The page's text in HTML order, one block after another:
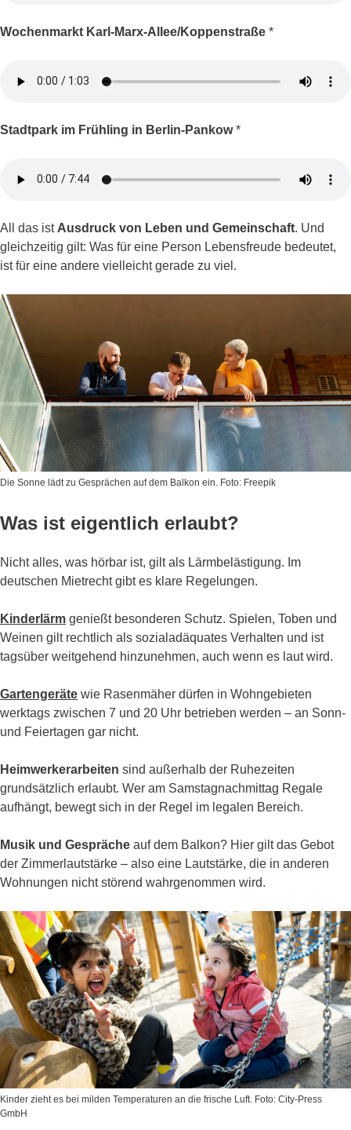
Wochenmarkt Karl-Marx-Allee/Koppenstraße *
Stadtpark im Frühling in Berlin-Pankow*
All das ist Ausdruck von Leben und Gemeinschaft. Und
gleichzeitig gilt: Was für eine Person Lebensfreude bedeutet,
ist für eine andere vielleicht gerade zu viel.
Die Sonne lädt zu Gesprächen auf dem Balkon ein. Foto: Freepik
Was ist eigentlich erlaubt?
Nicht alles, was hörbar ist, gilt als Lärmbelästigung. Im
deutschen Mietrecht gibt es klare Regelungen.
Kinderlärm genießt besonderen Schutz. Spielen, Toben und
Weinen gilt rechtlich als sozialadäquates Verhalten und ist
tagsüber weitgehend hinzunehmen, auch wenn es laut wird.
Gartengeräte wie Rasenmäher dürfen in Wohngebieten
werktags zwischen 7 und 20 Uhr betrieben werden – an Sonn-
und Feiertagen gar nicht.
Heimwerkerarbeiten sind außerhalb der Ruhezeiten
grundsätzlich erlaubt. Wer am Samstagnachmittag Regale
aufhängt, bewegt sich in der Regel im legalen Bereich.
Musik und Gespräche auf dem Balkon? Hier gilt das Gebot
der Zimmerlautstärke – also eine Lautstärke, die in anderen
Wohnungen nicht störend wahrgenommen wird.
Kinder zieht es bei milden Temperaturen an die frische Luft. Foto: City-Press
GmbH